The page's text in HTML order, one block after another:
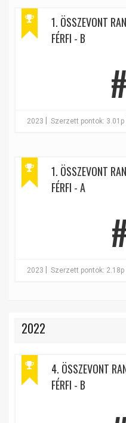
1. ÖSSZEVONT
FÉRFI - B
2023 Szerzett pontok: 3.01p
1. ÖSSZEVONT
FÉRFI - A
2023 Szerzett pontok: 2.18p
2022
4. ÖSSZEVONT
FÉRFI - B